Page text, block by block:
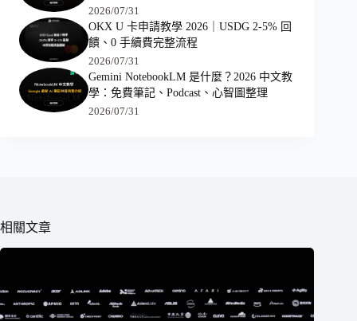
2026/07/31
OKX U 卡申請教學 2026｜USDG 2-5% 回
饋、0 手續費完整流程
2026/07/31
Gemini NotebookLM 是什麼？2026 中文教
學：免費筆記、Podcast、心智圖整理
2026/07/31
相關文章